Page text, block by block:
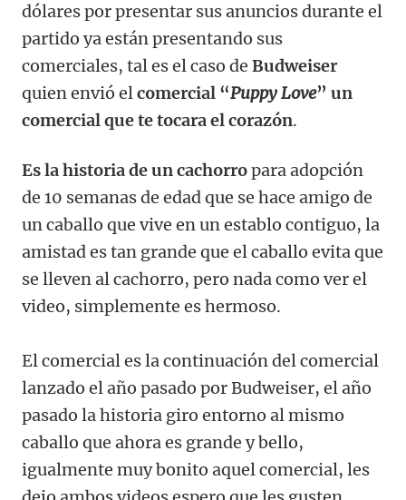
dólares por presentar sus anuncios durante el
partido ya están presentando sus
comerciales, tal es el caso de Budweiser
quien envió elcomercial “Puppy Love” un
comercial que te tocara el corazón.
Es la historia de un cachorropara adopción
de 10 semanas de edad que se hace amigo de
un caballo que vive en un establo contiguo, la
amistad es tan grande que el caballo evita que
se lleven al cachorro, pero nada como ver el
video, simplemente es hermoso.
El comercial es la continuación del comercial
lanzado el año pasado por Budweiser, el año
pasado la historia giro entorno al mismo
caballo que ahora es grande y bello,
igualmente muy bonito aquel comercial, les